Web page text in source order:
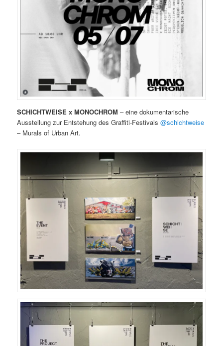
SCHICHTWEISE x MONOCHROM – eine dokumentarische
Ausstellung zur Entstehung des Graffiti-Festivals@schichtweise
– Murals of Urban Art.